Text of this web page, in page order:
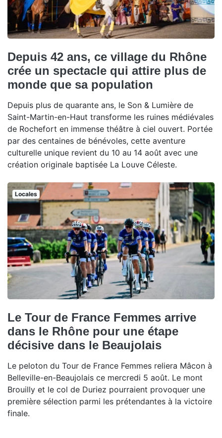
Depuis 42 ans, ce village du Rhône
crée un spectacle qui attire plus de
monde que sa population
Depuis plus de quarante ans, le Son & Lumière de
Saint-Martin-en-Haut transforme les ruines médiévales
de Rochefort en immense théâtre à ciel ouvert. Portée
par des centaines de bénévoles, cette aventure
culturelle unique revient du 10 au 14 août avec une
création originale baptisée La Louve Céleste.
Locales
Le Tour de France Femmes arrive
dans le Rhône pour une étape
décisive dans le Beaujolais
Le peloton du Tour de France Femmes reliera Mâcon à
Belleville-en-Beaujolais ce mercredi 5 août. Le mont
Brouilly et le col de Duriez pourraient provoquer une
première sélection parmi les prétendantes à la victoire
finale.